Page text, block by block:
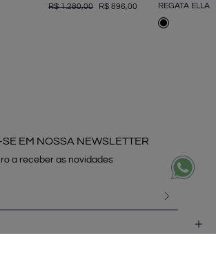
R$ 1.280,00 R$ 896,00 REGATA ELLA
EM NOSSA NEWSLETTER